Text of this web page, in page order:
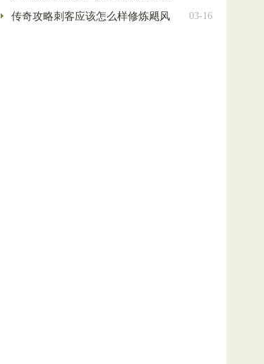
03-16
传奇攻略刺客应该怎么样修炼飓风